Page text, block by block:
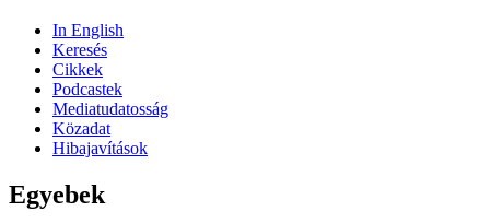
In English
Keresés
Cikkek
Podcastek
Mediatudatosság
Közadat
Hibajavítások
Egyebek